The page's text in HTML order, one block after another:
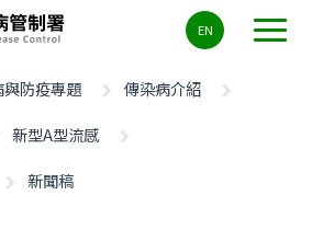
EN
防疫專題
傳染病介紹
新型A型流感
新聞稿